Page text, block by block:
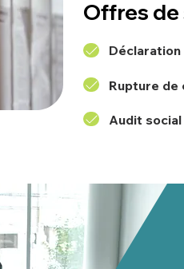
Offres
Rupture
Audit social